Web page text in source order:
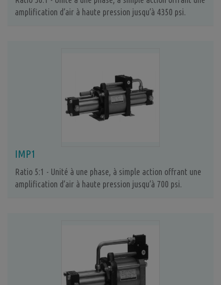
amplification d’air à haute pression jusqu’à 4350 psi.
IMP1
Ratio 5:1 - Unité à une phase, à simple action offrant une
amplification d’air à haute pression jusqu’à 700 psi.